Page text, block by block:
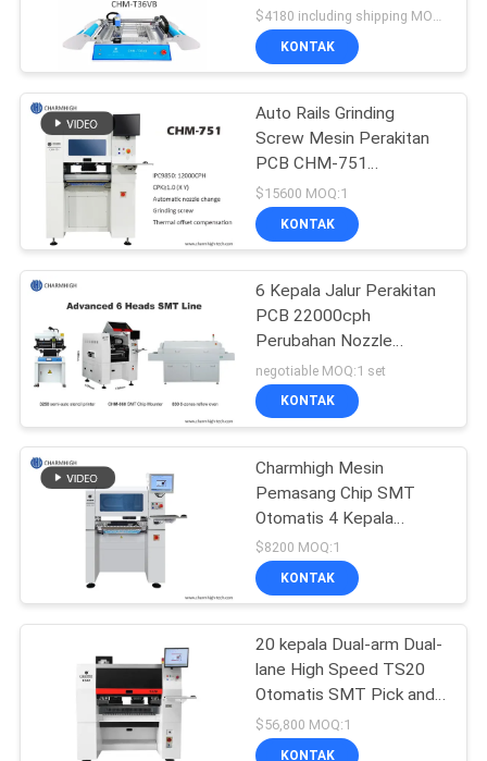
Perakitan PCB
KONTAK
Auto Rails Grinding
Screw Mesin Perakitan
PCB CHM-751
Charmhigh 6 Kepala
$15600 MOQ:1
KONTAK
6 Kepala Jalur Perakitan
PCB 22000cph
Perubahan Nozzle
Otomatis CHM-860
negotiable MOQ:1 set
KONTAK
Charmhigh Mesin
Pemasang Chip SMT
Otomatis 4 Kepala
Perakitan PCB SMD Pick
And Place
$8200 MOQ:1
KONTAK
20 kepala Dual-arm Dual-
lane High Speed TS20
Otomatis SMT Pick and
Place Machine PCB
Assembly
$56,800 MOQ:1
KONTAK